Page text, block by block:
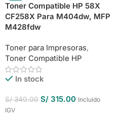
Toner Compatible HP 58X
CF258X Para M404dw, MFP
M428fdw
Toner para Impresoras,
Toner Compatible HP
In stock
S/340.00 S/ 315.00 Incluido
IGV